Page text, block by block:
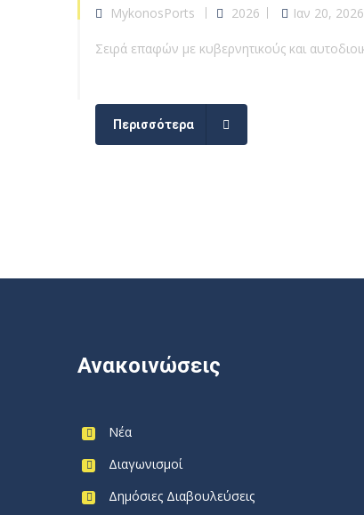
MykonosPorts 2026 Ιαν 20, 2026
Σειρά επαφών με κυβερνητικούς και
Περισσότερα
Ανακοινώσεις
Νέα
Διαγωνισμοί
Δημόσιες Διαβουλεύσεις